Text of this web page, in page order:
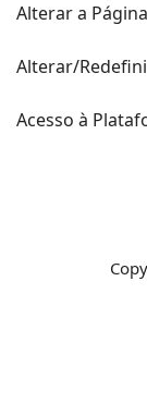
Alterar a
Alterar/
Acesso à